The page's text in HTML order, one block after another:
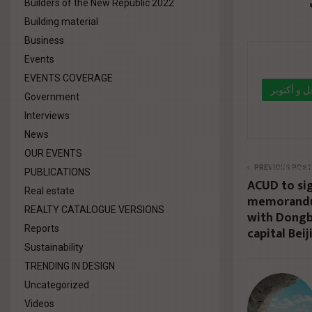
و أكتوبر
" data-
PREVIOUS POST
ACUD to
with
capital
Builders of the New Republic 2022
Building material
Business
Events
EVENTS COVERAGE
Government
Interviews
News
OUR EVENTS
PUBLICATIONS
Real estate
REALTY CATALOGUE VERSIONS
Reports
Sustainability
TRENDING IN DESIGN
Uncategorized
Videos